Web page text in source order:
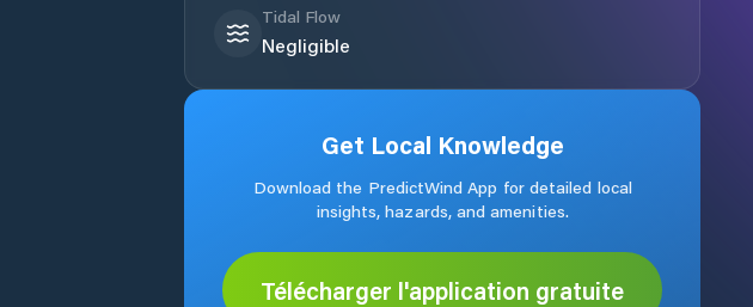
Tidal Flow
Negligible
Get Local Knowledge
Download the PredictWind App for detailed local
insights, hazards, and amenities.
Télécharger l'application gratuite